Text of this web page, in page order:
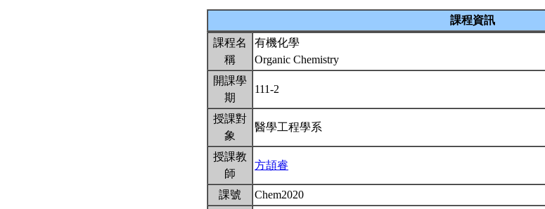
課程資訊
課程名
稱
有機化學
Organic Chemistry
開課學
期
111-2
授課對
象
醫學工程學系
授課教
師
方頡睿
課號
Chem2020